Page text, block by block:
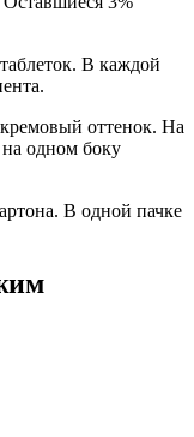
В каждой
оттенок. На
на одном боку
В одной пачке